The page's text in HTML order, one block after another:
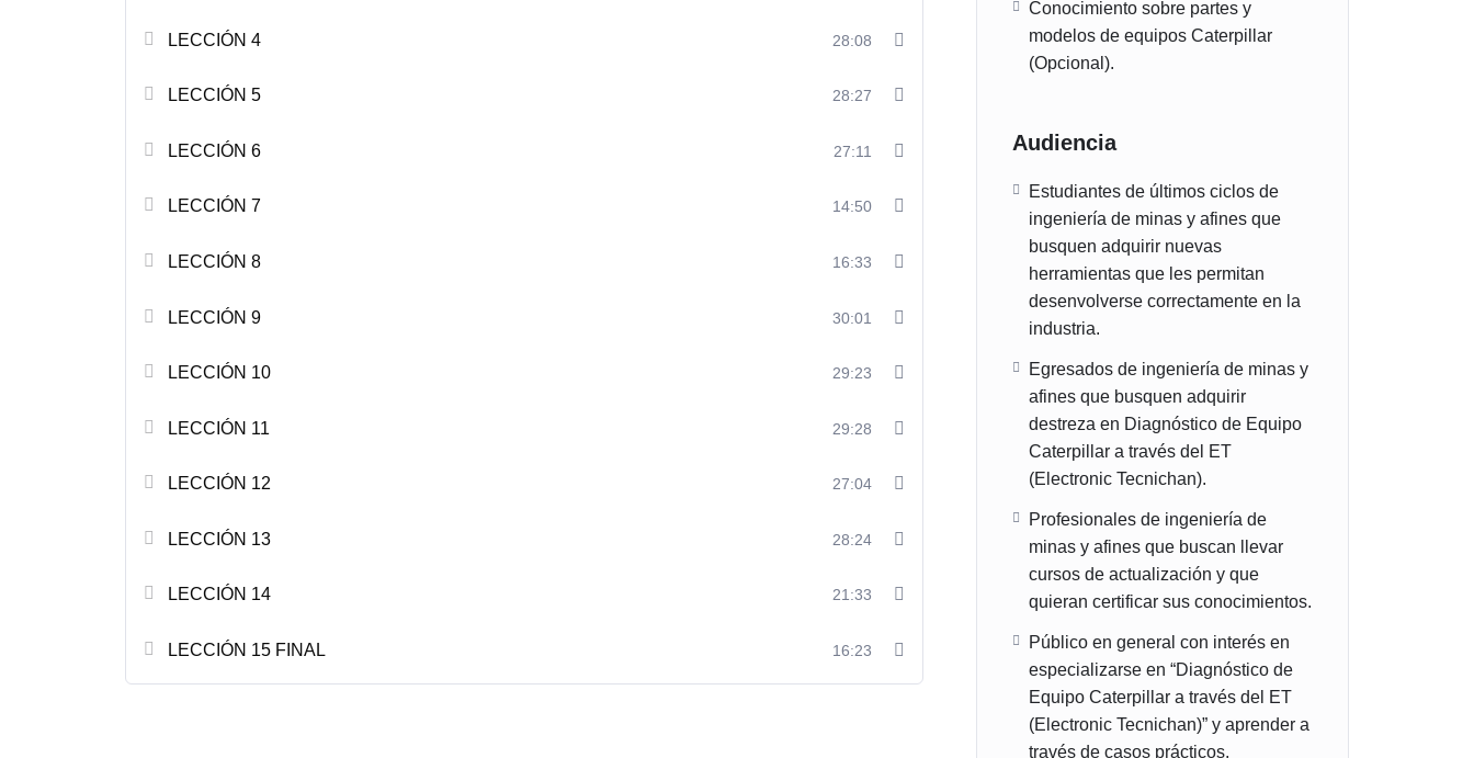
LECCIÓN 4 28:08
LECCIÓN 5 28:27
LECCIÓN 6 27:11
LECCIÓN 7 14:50
LECCIÓN 8 16:33
LECCIÓN 9 30:01
LECCIÓN 10 29:23
LECCIÓN 11 29:28
LECCIÓN 12 27:04
LECCIÓN 13 28:24
LECCIÓN 14 21:33
LECCIÓN 15 FINAL 16:23
Conocimiento sobre partes y
modelos de equipos Caterpillar
(Opcional).
Audiencia
Estudiantes de últimos ciclos de
ingeniería de minas y afines que
busquen adquirir nuevas
herramientas que les permitan
desenvolverse correctamente en la
industria.
Egresados de ingeniería de minas y
afines que busquen adquirir
destreza en Diagnóstico de Equipo
Caterpillar a través del ET
(Electronic Tecnichan).
Profesionales de ingeniería de
minas y afines que buscan llevar
cursos de actualización y que
quieran certificar sus conocimientos.
Público en general con interés en
especializarse en “Diagnóstico de
Equipo Caterpillar a través del ET
(Electronic Tecnichan)” y aprender a
través de casos prácticos.